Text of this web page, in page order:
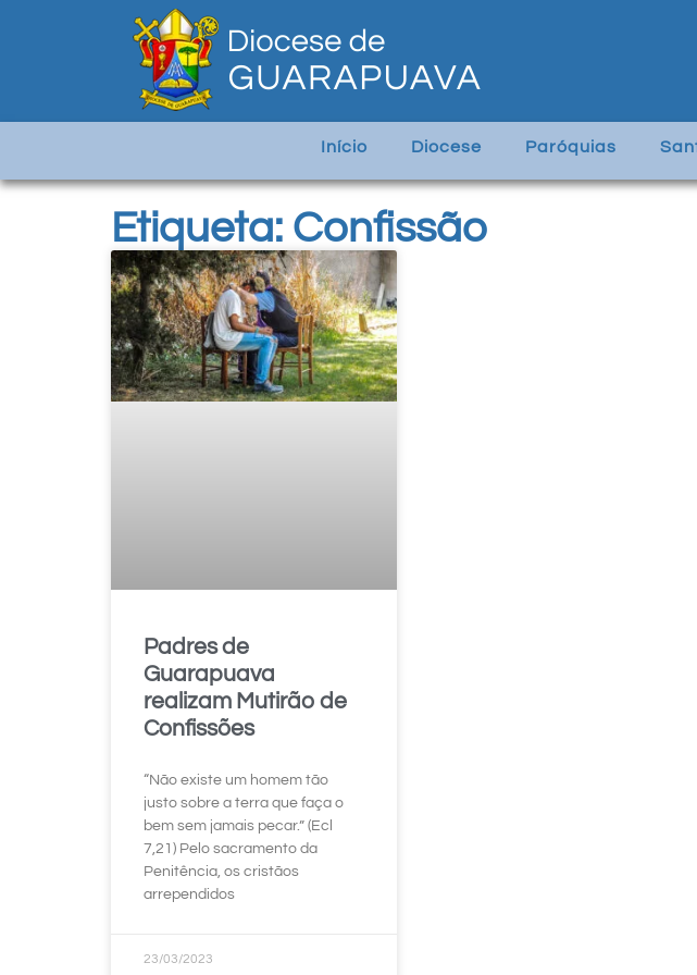
Início Diocese Paróquias
Etiqueta: Confissão
Padres de
Guarapuava
realizam Mutirão de
Confissões
“Não existe um homem tão
justo sobre a terra que faça o
bem sem jamais pecar.” (Ecl
7,21) Pelo sacramento da
Penitência, os cristãos
arrependidos
23/03/2023